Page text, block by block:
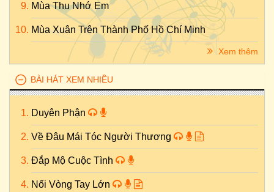
Mùa Thu Nhớ Em
Mùa Xuân Trên Thành Phố Hồ Chí Minh
Xem thêm
BÀI HÁT XEM NHIỀU
Duyên Phận
Về Đâu Mái Tóc Người Thương
Đắp Mộ Cuộc Tình
Nối Vòng Tay Lớn